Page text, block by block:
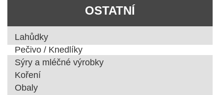
OSTATNÍ
Lahůdky
Pečivo / Knedlíky
Sýry a mléčné výrobky
Koření
Obaly